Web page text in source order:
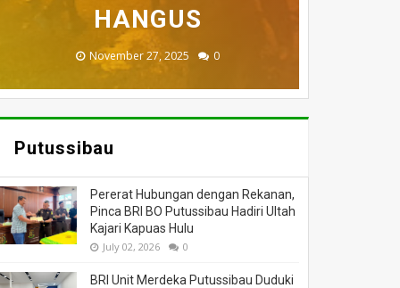
MENINGGAL DUNIA
July 05, 2026 0
HANGUS
November 27, 2025 0
BERI BANTUAN
March 26, 2025 0
DILALAP API
March 13, 2025 0
MASSA
February 18, 2025 0
Putussibau
Pererat Hubungan dengan Rekanan,
Pinca BRI BO Putussibau Hadiri Ultah
Kajari Kapuas Hulu
July 02, 2026 0
BRI Unit Merdeka Putussibau Duduki